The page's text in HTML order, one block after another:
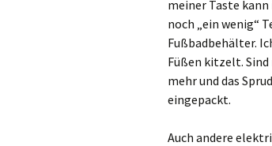
meiner Taste
noch „ein wenig“
Fußbadbehälter.
Füßen kitzelt.
mehr und das
eingepackt.
Auch andere